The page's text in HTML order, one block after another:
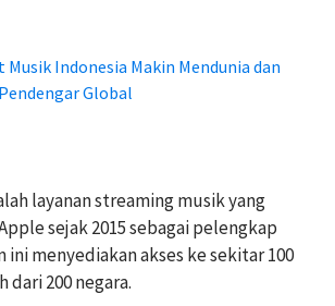
Musik Indonesia Makin Mendunia dan
Global
layanan streaming musik yang
sejak 2015 sebagai pelengkap
ini menyediakan akses ke sekitar 100
200 negara.